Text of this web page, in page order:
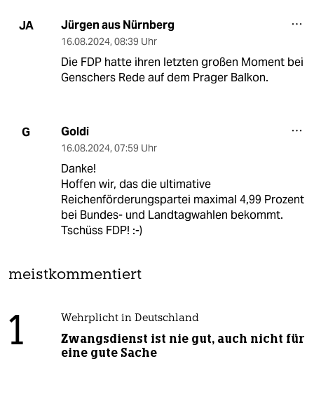
JA Jürgen aus Nürnberg
16.08.2024, 08:39 Uhr
Die FDP hatte ihren letzten großen Moment bei
Genschers Rede auf dem Prager Balkon.
G Goldi
16.08.2024, 07:59 Uhr
Danke!
Hoffen wir, das die ultimative
Reichenförderungspartei maximal 4,99 Prozent
bei Bundes- und Landtagwahlen bekommt.
Tschüss FDP! :-)
meistkommentiert
1 Wehrplicht in Deutschland
Zwangsdienst ist nie gut, auch nicht für
eine gute Sache